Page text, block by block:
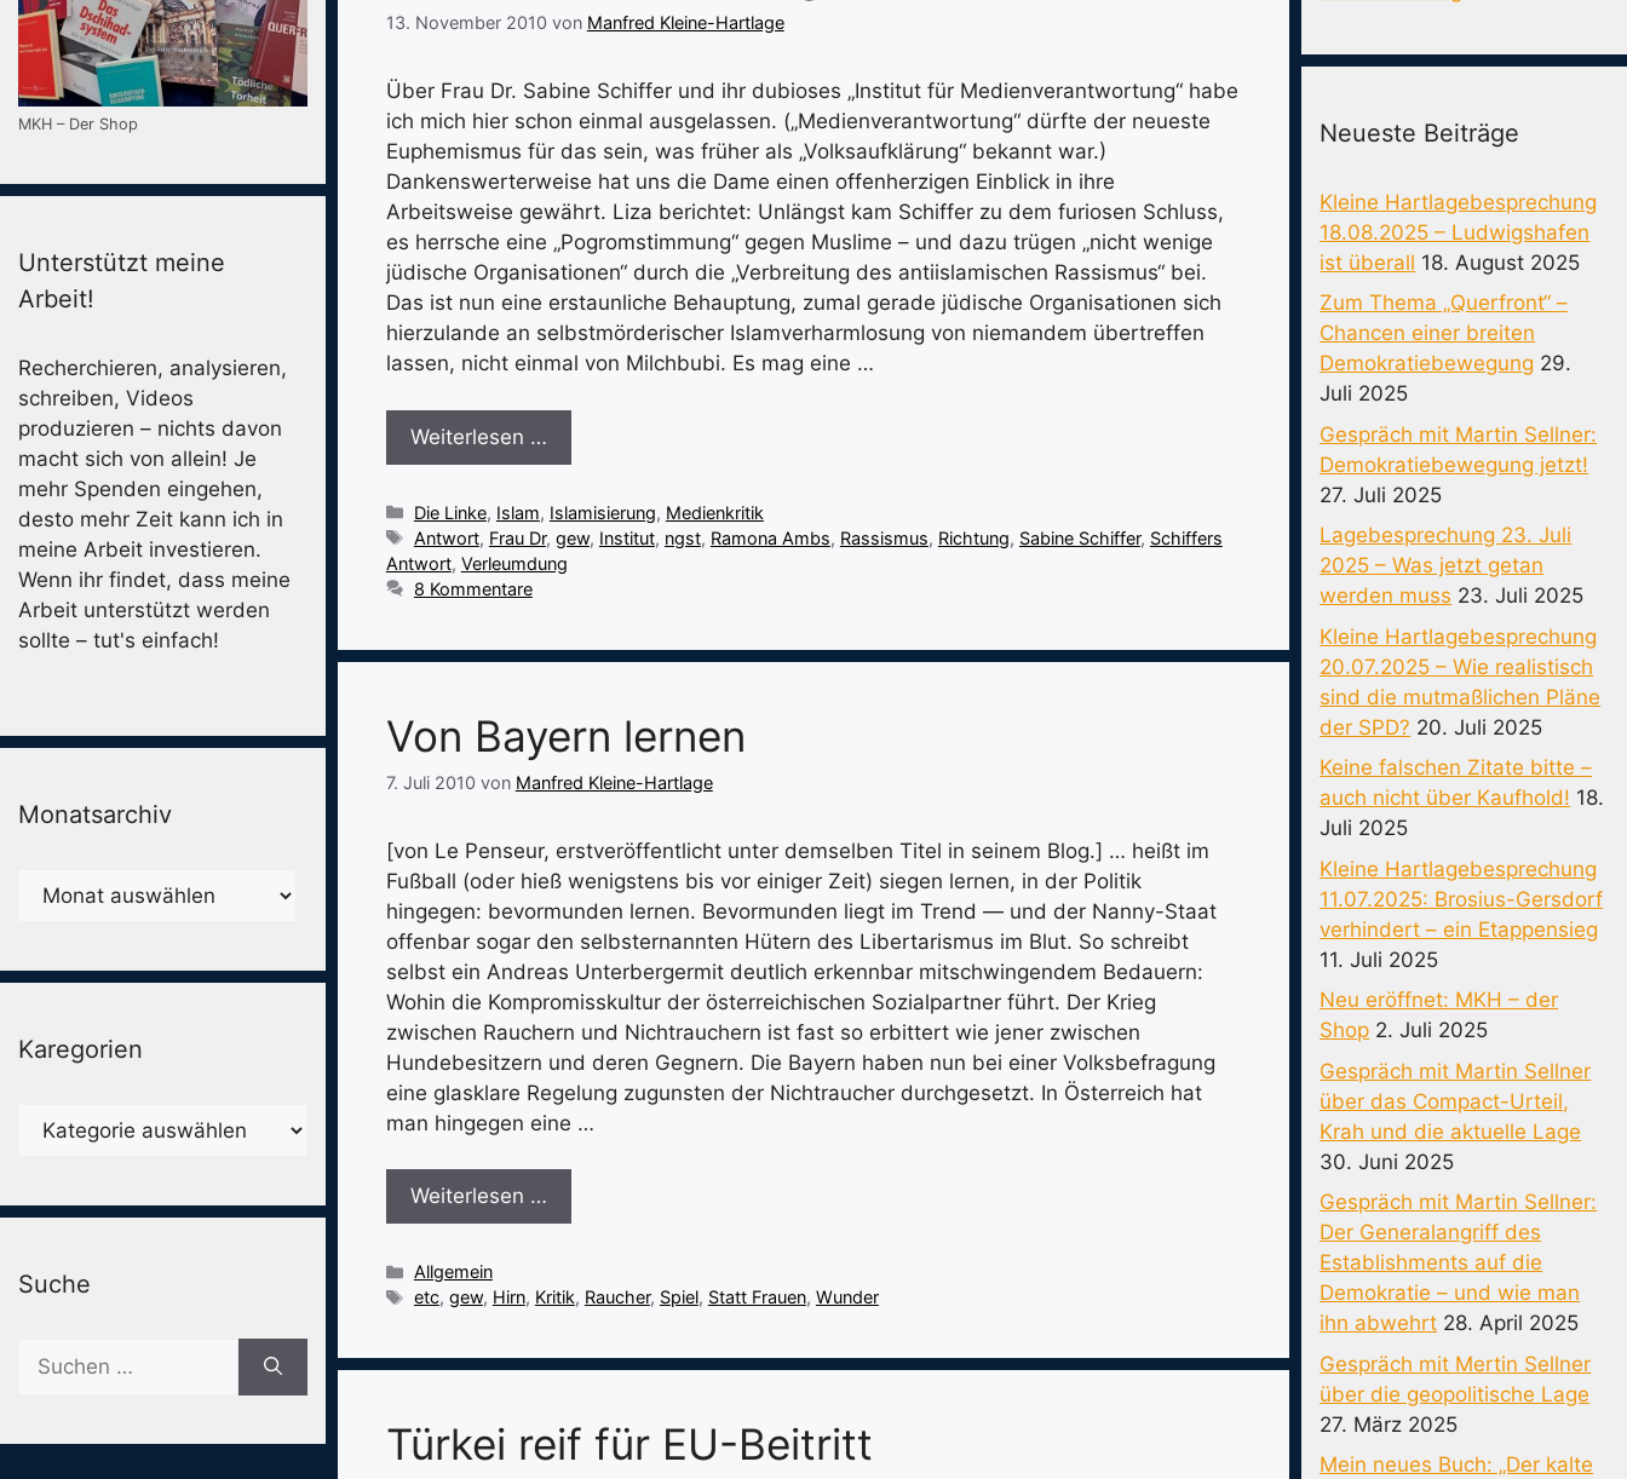
13. November 2010 von Manfred Kleine-Hartlage
Über Frau Dr. Sabine Schiffer und ihr dubioses „Institut für Medienverantwortung“ habe
ich mich hier schon einmal ausgelassen. („Medienverantwortung“ dürfte der neueste
Euphemismus für das sein, was früher als „Volksaufklärung“ bekannt war.)
Dankenswerterweise hat uns die Dame einen offenherzigen Einblick in ihre
Arbeitsweise gewährt. Liza berichtet: Unlängst kam Schiffer zu dem furiosen Schluss,
es herrsche eine „Pogromstimmung“ gegen Muslime – und dazu trügen „nicht wenige
jüdische Organisationen“ durch die „Verbreitung des antiislamischen Rassismus“ bei.
Das ist nun eine erstaunliche Behauptung, zumal gerade jüdische Organisationen sich
hierzulande an selbstmörderischer Islamverharmlosung von niemandem übertreffen
lassen, nicht einmal von Milchbubi. Es mag eine …
Weiterlesen …
Kategorien
Die Linke, Islam, Islamisierung, Medienkritik
Schlagwörter
Antwort, Frau Dr, gew, Institut, ngst, Ramona Ambs, Rassismus, Richtung, Sabine Schiffer, Schiffers
Antwort, Verleumdung
8 Kommentare
Von Bayern lernen
7. Juli 2010 von Manfred Kleine-Hartlage
[von Le Penseur, erstveröffentlicht unter demselben Titel in seinem Blog.] … heißt im
Fußball (oder hieß wenigstens bis vor einiger Zeit) siegen lernen, in der Politik
hingegen: bevormunden lernen. Bevormunden liegt im Trend — und der Nanny-Staat
offenbar sogar den selbsternannten Hütern des Libertarismus im Blut. So schreibt
selbst ein Andreas Unterbergermit deutlich erkennbar mitschwingendem Bedauern:
Wohin die Kompromisskultur der österreichischen Sozialpartner führt. Der Krieg
zwischen Rauchern und Nichtrauchern ist fast so erbittert wie jener zwischen
Hundebesitzern und deren Gegnern. Die Bayern haben nun bei einer Volksbefragung
eine glasklare Regelung zugunsten der Nichtraucher durchgesetzt. In Österreich hat
man hingegen eine …
Weiterlesen …
Kategorien
Allgemein
Schlagwörter
etc, gew, Hirn, Kritik, Raucher, Spiel, Statt Frauen, Wunder
Türkei reif für EU-Beitritt
MKH – Der Shop
Unterstützt meine
Arbeit!
Recherchieren, analysieren,
schreiben, Videos
produzieren – nichts davon
macht sich von allein! Je
mehr Spenden eingehen,
desto mehr Zeit kann ich in
meine Arbeit investieren.
Wenn ihr findet, dass meine
Arbeit unterstützt werden
sollte – tut's einfach!
Monatsarchiv
Monatsarchiv
Karegorien
Karegorien
Suche
nach:
Neueste Beiträge
Kleine Hartlagebesprechung
18.08.2025 – Ludwigshafen
ist überall 18. August 2025
Zum Thema „Querfront“ –
Chancen einer breiten
Demokratiebewegung 29.
Juli 2025
Gespräch mit Martin Sellner:
Demokratiebewegung jetzt!
27. Juli 2025
Lagebesprechung 23. Juli
2025 – Was jetzt getan
werden muss 23. Juli 2025
Kleine Hartlagebesprechung
20.07.2025 – Wie realistisch
sind die mutmaßlichen Pläne
der SPD? 20. Juli 2025
Keine falschen Zitate bitte –
auch nicht über Kaufhold! 18.
Juli 2025
Kleine Hartlagebesprechung
11.07.2025: Brosius-Gersdorf
verhindert – ein Etappensieg
11. Juli 2025
Neu eröffnet: MKH – der
Shop 2. Juli 2025
Gespräch mit Martin Sellner
über das Compact-Urteil,
Krah und die aktuelle Lage
30. Juni 2025
Gespräch mit Martin Sellner:
Der Generalangriff des
Establishments auf die
Demokratie – und wie man
ihn abwehrt 28. April 2025
Gespräch mit Mertin Sellner
über die geopolitische Lage
27. März 2025
Mein neues Buch: „Der kalte